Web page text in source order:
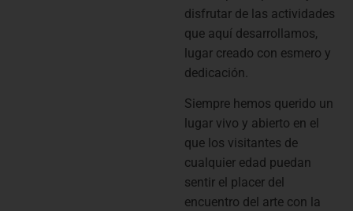
disfrutar de las actividades
que aquí desarrollamos,
lugar creado con esmero y
dedicación.
Siempre hemos querido un
lugar vivo y abierto en el
que los visitantes de
cualquier edad puedan
sentir el placer del
encuentro del arte con la